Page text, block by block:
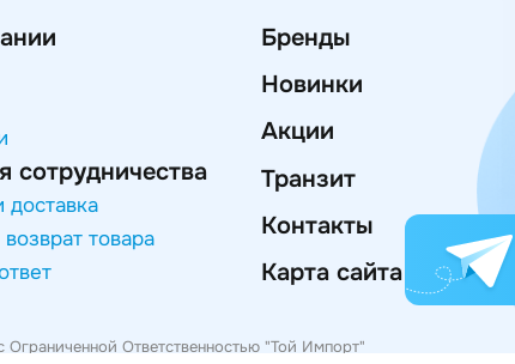
сотрудничества
доставка
товара
Бренды
Новинки
Акции
Транзит
Контакты
Карта сайта
Ограниченной Ответственностью "Той Импорт"